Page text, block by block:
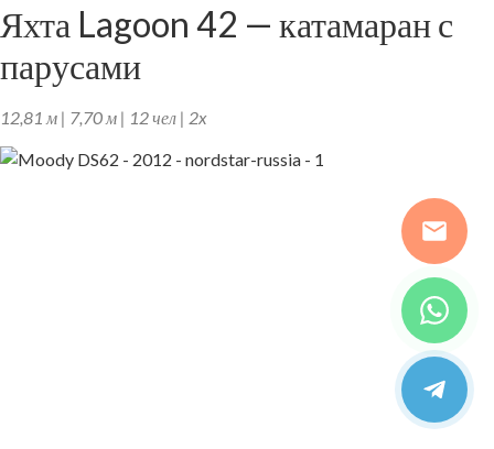
Яхта Lagoon 42 — катамаран с
парусами
12,81 м | 7,70 м | 12 чел | 2x